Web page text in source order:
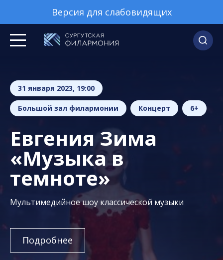
Версия для слабовидящих
31 января 2023, 19:00
Большой зал филармонии Концерт 6+
Евгения Зима
«Музыка в
темноте»
Мультимедийное шоу классической музыки
Подробнее